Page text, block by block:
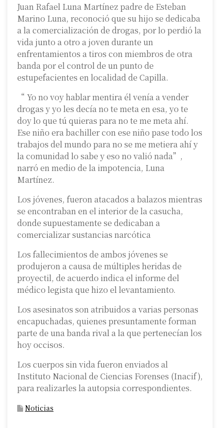
Juan Rafael Luna Martínez padre de Esteban
Marino Luna, reconoció que su hijo se dedicaba
a la comercialización de drogas, por lo perdió la
vida junto a otro a joven durante un
enfrentamientos a tiros con miembros de otra
banda por el control de un punto de
estupefacientes en localidad de Capilla.
“ Yo no voy hablar mentira él venía a vender
drogas y yo les decía no te meta en esa, yo te
doy lo que tú quieras para no te me meta ahí.
Ese niño era bachiller con ese niño pase todo los
trabajos del mundo para no se me metiera ahí y
la comunidad lo sabe y eso no valió nada”,
narró en medio de la impotencia, Luna
Martínez.
Los jóvenes, fueron atacados a balazos mientras
se encontraban en el interior de la casucha,
donde supuestamente se dedicaban a
comercializar sustancias narcótica
Los fallecimientos de ambos jóvenes se
produjeron a causa de múltiples heridas de
proyectil, de acuerdo indica el informe del
médico legista que hizo el levantamiento.
Los asesinatos son atribuidos a varias personas
encapuchadas, quienes presuntamente forman
parte de una banda rival a la que pertenecían los
hoy occisos.
Los cuerpos sin vida fueron enviados al
Instituto Nacional de Ciencias Forenses (Inacif),
para realizarles la autopsia correspondientes.
Noticias